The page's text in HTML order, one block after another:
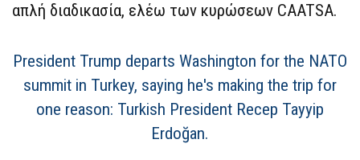
απλή διαδικασία, ελέω των κυρώσεων CAATSA.
President Trump departs Washington for the NATO
summit in Turkey, saying he's making the trip for
one reason: Turkish President Recep Tayyip
Erdoğan.